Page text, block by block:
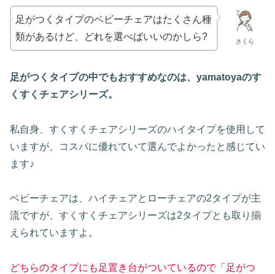
さくら
足がつくタイプのベビーチェアはたくさん種
類があるけど、どれを選べばいいのかしら?
足がつくタイプの中でもおすすめなのは、yamatoyaのす
くすくチェアシリーズ。
私自身、すくすくチェアシリーズのハイタイプを使用して
いますが、コスパに優れていて選んでよかったと感じてい
ます♪
ベビーチェアは、ハイチェアとローチェアの2タイプが主
流ですが、すくすくチェアシリーズは2タイプとも取り揃
えられていますよ。
どちらのタイプにも足置き台がついているので「足がつ